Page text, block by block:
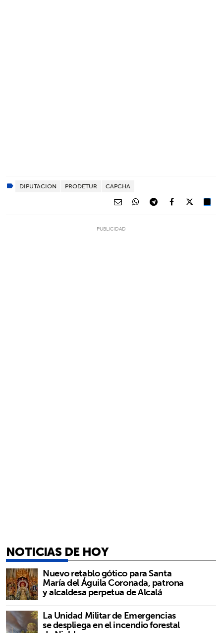
DIPUTACION PRODETUR CAPCHA
NOTICIAS DE HOY
Nuevo retablo gótico para Santa
María del Águila Coronada, patrona
y alcaldesa perpetua de Alcalá
La Unidad Militar de Emergencias
se despliega en el incendio forestal